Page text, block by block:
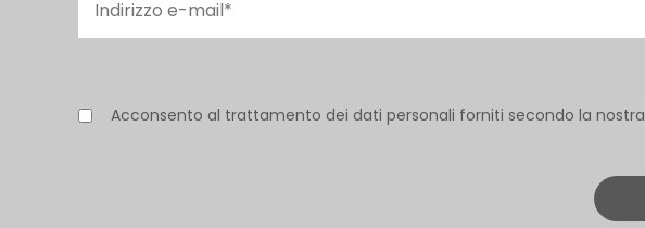
Acconsento al trattamento dei dati personali forniti secondo la nostra